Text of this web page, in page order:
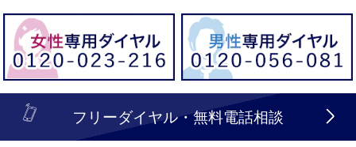
フリーダイヤル・無料電話相談